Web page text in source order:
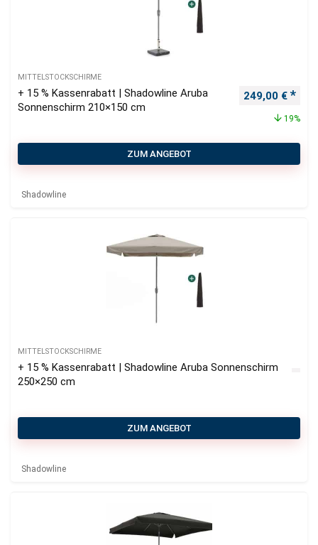
MITTELSTOCKSCHIRME
+ 15 % Kassenrabatt | Shadowline Aruba
Sonnenschirm 210×150 cm
249,00 €
19%
ZUM ANGEBOT
Shadowline
MITTELSTOCKSCHIRME
+ 15 % Kassenrabatt | Shadowline Aruba Sonnenschirm
250×250 cm
ZUM ANGEBOT
Shadowline